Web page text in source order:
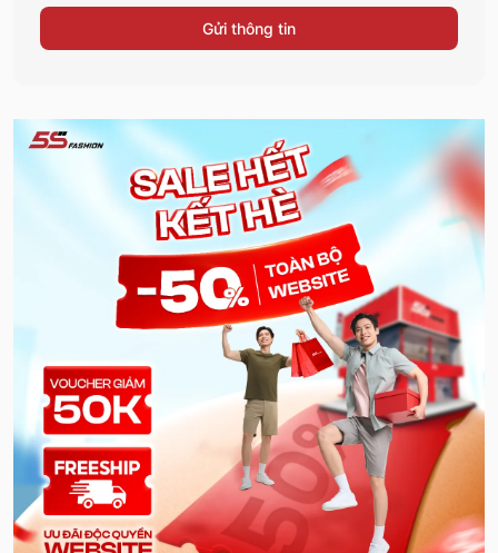
Gửi thông tin